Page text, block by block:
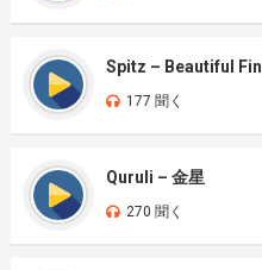
Spitz – Beautiful Fin
177 聞く
Quruli – 金星
270 聞く